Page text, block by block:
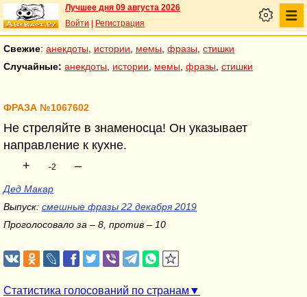
Лучшее дня 09 августа 2026
Войти
Регистрация
Свежие: анекдоты истории мемы фразы стишки
Случайные: анекдоты истории мемы фразы стишки
ФРАЗА №1067602
Не стреляйте в знаменосца! Он указывает
направление к кухне.
+
-2 –
Дед Макар
Выпуск: смешные фразы 22 декабря 2019
Проголосовало за – 8, против – 10
Статистика голосований по странам